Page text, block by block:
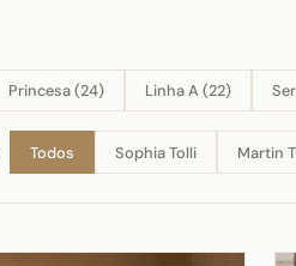
Princesa (24) Linha A (22)
Todos Sophia Tolli Martin